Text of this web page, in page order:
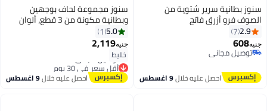
8
سنوز بطانية سرير شتوية من
الصوف فرو أزرق فاتح
100x195x30سم
2.9
7
جنيه608
توصيل مجاني
توصيل مجاني
احصل عليه خلال9 اغسطس
سنوز مجموعة لحاف بوجهين
وبطانية مكونة من 3 قطع، ألوان
متعددة combination كحلي/ أزرق
فاتح 220x230سم
5.0
1
جنيه2,119
خليط
أقل سعر في 30 يوم
توصيل مجاني
أقل سعر في 30 يوم
احصل عليه خلال9 اغسطس